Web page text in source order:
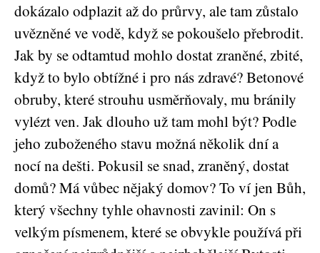
dokázalo odplazit až do průrvy, ale tam zůstalo
uvězněné ve vodě, když se pokoušelo přebrodit.
Jak by se odtamtud mohlo dostat zraněné, zbité,
když to bylo obtížné i pro nás zdravé? Betonové
obruby, které strouhu usměrňovaly, mu bránily
vylézt ven. Jak dlouho už tam mohl být? Podle
jeho zuboženého stavu možná několik dní a
nocí na dešti. Pokusil se snad, zraněný, dostat
domů? Má vůbec nějaký domov? To ví jen Bůh,
který všechny tyhle ohavnosti zavinil: On s
velkým písmenem, které se obvykle používá při